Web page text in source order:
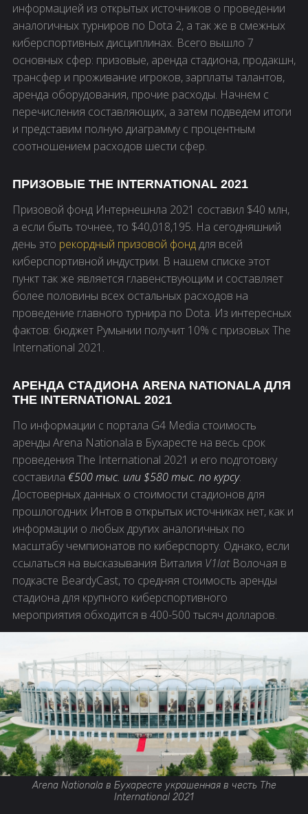
информацией из открытых источников о проведении
аналогичных турниров по Dota 2, а так же в смежных
киберспортивных дисциплинах. Всего вышло 7
основных сфер: призовые, аренда стадиона, продакшн,
трансфер и проживание игроков, зарплаты талантов,
аренда оборудования, прочие расходы. Начнем с
перечисления составляющих, а затем подведем итоги
и представим полную диаграмму с процентным
соотношением расходов шести сфер.
ПРИЗОВЫЕ THE INTERNATIONAL 2021
Призовой фонд Интернешнла 2021 составил $40 млн,
а если быть точнее, то $40,018,195. На сегодняшний
день это рекордный призовой фонддля всей
киберспортивной индустрии. В нашем списке этот
пункт так же является главенствующим и составляет
более половины всех остальных расходов на
проведение главного турнира по Dota. Из интересных
фактов: бюджет Румынии получит 10% с призовых The
International 2021.
АРЕНДА СТАДИОНА ARENA NATIONALA ДЛЯ
THE INTERNATIONAL 2021
По информации с портала G4 Media стоимость
аренды Arena Nationala в Бухаресте на весь срок
проведения The International 2021 и его подготовку
составила €500 тыс. или $580 тыс. по курсу.
Достоверных данных о стоимости стадионов для
прошлогодних Интов в открытых источниках нет, как и
информации о любых других аналогичных по
масштабу чемпионатов по киберспорту. Однако, если
ссылаться на высказывания Виталия V1latВолочая в
подкасте BeardyCast, то средняя стоимость аренды
стадиона для крупного киберспортивного
мероприятия обходится в 400-500 тысяч долларов.
Arena Nationala в Бухаресте украшенная в честь The
International 2021